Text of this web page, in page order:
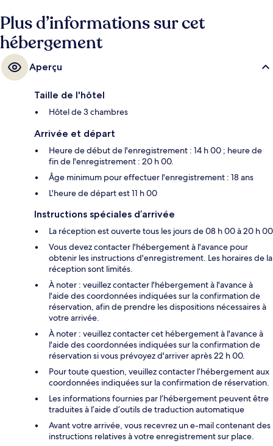
Plus d’informations sur cet
hébergement
Aperçu
Taille de l'hôtel
Hôtel de 3 chambres
Arrivée et départ
Heure de début de l'enregistrement : 14 h 00 ; heure de
fin de l'enregistrement : 20 h 00.
Âge minimum pour effectuer l'enregistrement : 18 ans
L'heure de départ est 11 h 00
Instructions spéciales d’arrivée
La réception est ouverte tous les jours de 08 h 00 à 20 h 00
Vous devez contacter l'hébergement à l'avance pour
obtenir les instructions d'enregistrement. Les horaires de la
réception sont limités.
À noter : veuillez contacter l'hébergement à l'avance à
l'aide des coordonnées indiquées sur la confirmation de
réservation, afin de prendre les dispositions nécessaires à
votre arrivée.
À noter : veuillez contacter cet hébergement à l'avance à
l'aide des coordonnées indiquées sur la confirmation de
réservation si vous prévoyez d'arriver après 22 h 00.
Pour toute question, veuillez contacter l’hébergement aux
coordonnées indiquées sur la confirmation de réservation.
Les informations fournies par l’hébergement peuvent être
traduites à l’aide d’outils de traduction automatique
Avant votre arrivée, vous recevrez un e-mail contenant des
instructions relatives à votre enregistrement sur place.